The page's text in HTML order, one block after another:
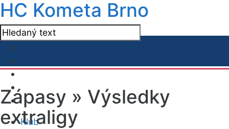
HC Kometa Brno
Klub
Zápasy » Výsledky
extraligy